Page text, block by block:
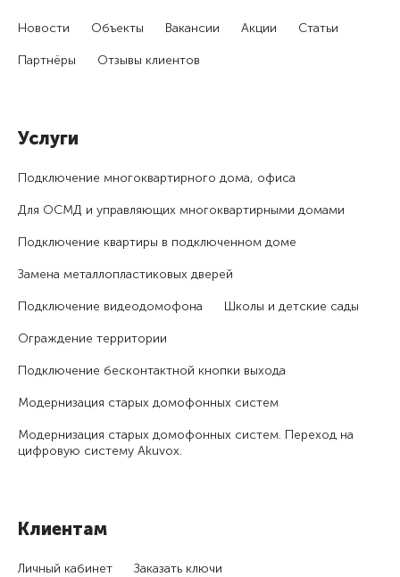
Новости Объекты Вакансии Акции Статьи
Партнёры Отзывы клиентов
Услуги
Подключение много­квартирного дома, офиса
Для ОСМД и управляющих много­квартирными домами
Подключение квартиры в подключенном доме
Замена металлопластиковых дверей
Подключение видеодомофона Школы и детские сады
Ограждение территории
Подключение бесконтактной кнопки выхода
Модернизация старых домофонных систем
Модернизация старых домофонных систем. Переход на
цифровую систему Akuvox.
Клиентам
Личный кабинет Заказать ключи